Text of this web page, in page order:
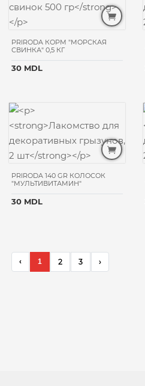
PRIRODA КОРМ "МОРСКАЯ
СВИНКА" 0,5 КГ
30 MDL
PRIRODA 140 GR КОЛОСОК
"МУЛЬТИВИТАМИН"
30 MDL
‹ 1 2 3 ›